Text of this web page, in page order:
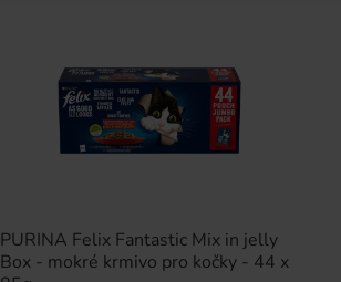
PURINA Felix Fantastic Mix in jelly
Box - mokré krmivo pro kočky - 44 x